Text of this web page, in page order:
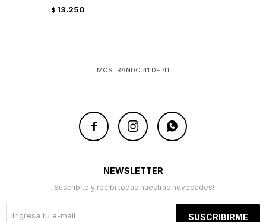
$ 13.250
MOSTRANDO 41 DE 41
  
NEWSLETTER
¡Suscribite y recibí todas nuestras novedades!
SUSCRIBIRME